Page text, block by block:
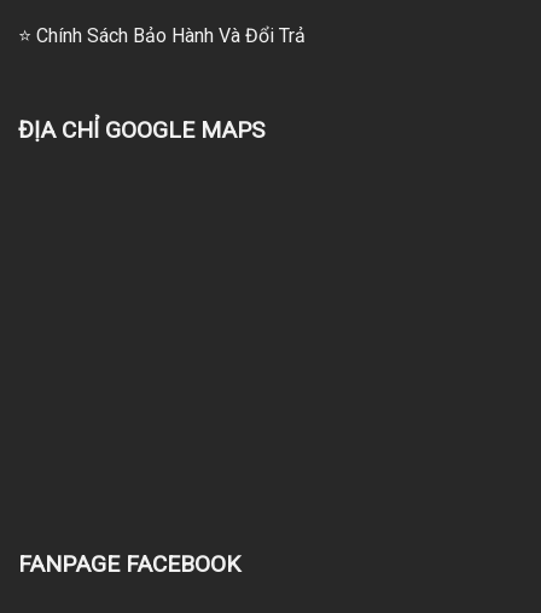
⭐ Chính Sách Bảo Hành Và Đổi Trả
ĐỊA CHỈ GOOGLE MAPS
FANPAGE FACEBOOK